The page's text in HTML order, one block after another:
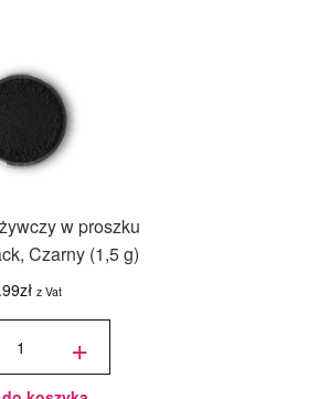
w proszku
Czarny (1,5 g)
zł z Vat
+